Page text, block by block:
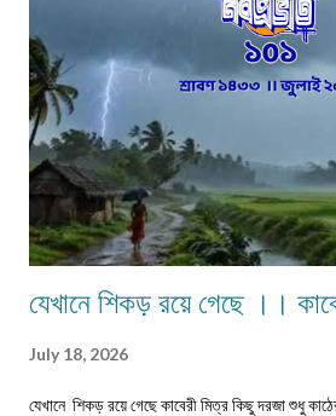
যেখানে শিকড় রয়ে গেছে ।।
July 18, 2026
যেখানে শিকড় রয়ে গেছে কাবেরী মিত্র কিছু দরজা শুধু